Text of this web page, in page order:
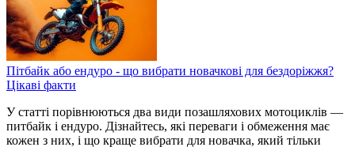
Пітбайк або ендуро - що вибрати новачкові для бездоріжжя?
Цікаві факти
У статті порівнюються два види позашляхових мотоциклів —
питбайк і ендуро. Дізнайтесь, які переваги і обмеження має
кожен з них, і що краще вибрати для новачка, який тільки